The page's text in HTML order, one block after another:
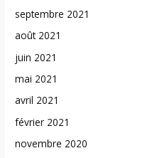
septembre 2021
août 2021
juin 2021
mai 2021
avril 2021
février 2021
novembre 2020